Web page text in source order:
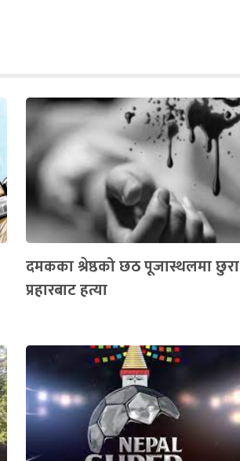
दमकका श्रेष्ठको छठ पूजास्थलमा छुरा
प्रहारबाट हत्या